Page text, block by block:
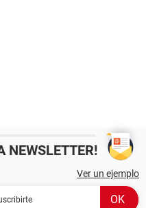
NEWSLETTER!
Ver un ejemplo